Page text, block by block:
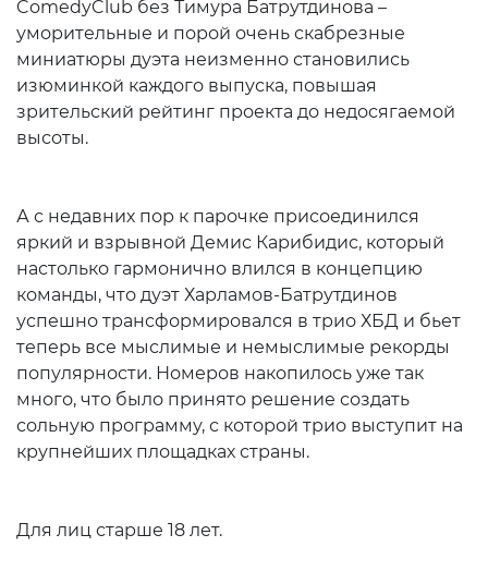
ComedyClub без Тимура Батрутдинова –
уморительные и порой очень скабрезные
миниатюры дуэта неизменно становились
изюминкой каждого выпуска, повышая
зрительский рейтинг проекта до недосягаемой
высоты.
А с недавних пор к парочке присоединился
яркий и взрывной Демис Карибидис, который
настолько гармонично влился в концепцию
команды, что дуэт Харламов-Батрутдинов
успешно трансформировался в трио ХБД и бьет
теперь все мыслимые и немыслимые рекорды
популярности. Номеров накопилось уже так
много, что было принято решение создать
сольную программу, с которой трио выступит на
крупнейших площадках страны.
Для лиц старше 18 лет.